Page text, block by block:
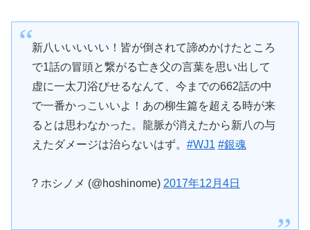
新八いいいいい！皆が倒されて諦めかけたところ
で1話の冒頭と繋がる亡き父の言葉を思い出して
虚に一太刀浴びせるなんて、今までの662話の中
で一番かっこいいよ！あの柳生篇を超える時が来
るとは思わなかった。龍脈が消えたから新八の与
えたダメージは治らないはず。 #WJ1 #銀魂
? ホシノメ (@hoshinome) 2017年12月4日